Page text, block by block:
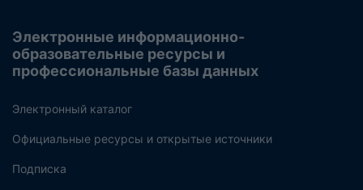
Электронные информационно-
образовательные ресурсы и
профессиональные базы данных
Электронный каталог
Официальные ресурсы и открытые источники
Подписка